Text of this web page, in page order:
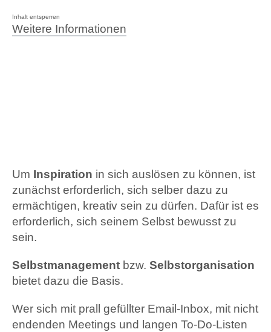
Inhalt entsperren
Weitere Informationen
Um Inspiration in sich auslösen zu können, ist
zunächst erforderlich, sich selber dazu zu
ermächtigen, kreativ sein zu dürfen. Dafür ist es
erforderlich, sich seinem Selbst bewusst zu
sein.
Selbstmanagement bzw. Selbstorganisation
bietet dazu die Basis.
Wer sich mit prall gefüllter Email-Inbox, mit nicht
endenden Meetings und langen To-Do-Listen